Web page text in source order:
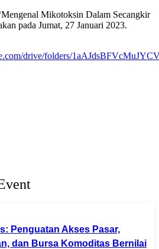
Mikotoksin Dalam Secangkir
pada Jumat, 27 Januari 2023.
drive/folders/
Penguatan Akses Pasar,
dan Bursa Komoditas Bernilai